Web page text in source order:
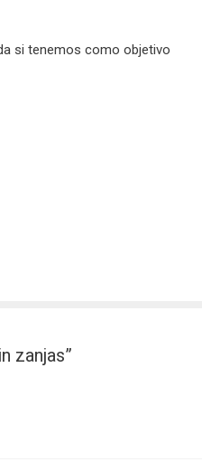
si tenemos como objetivo
zanjas”